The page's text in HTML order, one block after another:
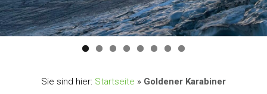
Sie sind hier: Startseite » Goldener Karabiner